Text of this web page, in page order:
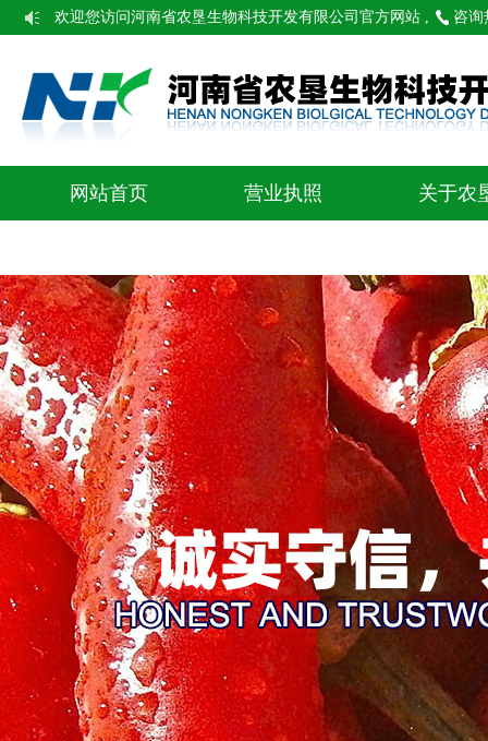
欢迎您访问河南省农垦生物科技开发有限公司官方网站 , 咨询
网站首页 营业执照 关于农